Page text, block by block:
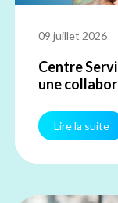
09 juillet 2026
Centre
une
Lire la suite